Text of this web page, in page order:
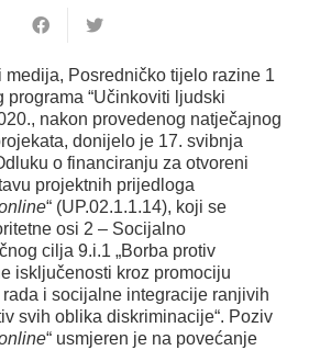
medija, Posredničko tijelo razine 1
programa “Učinkoviti ljudski
nakon provedenog natječajnog
donijelo je 17. svibnja
o financiranju za otvoreni
projektnih prijedloga
“ (UP.02.1.1.14), koji se
osi 2 – Socijalno
cilja 9.i.1 „Borba protiv
isključenosti kroz promociju
i socijalne integracije ranjivih
svih oblika diskriminacije“. Poziv
“ usmjeren je na povećanje